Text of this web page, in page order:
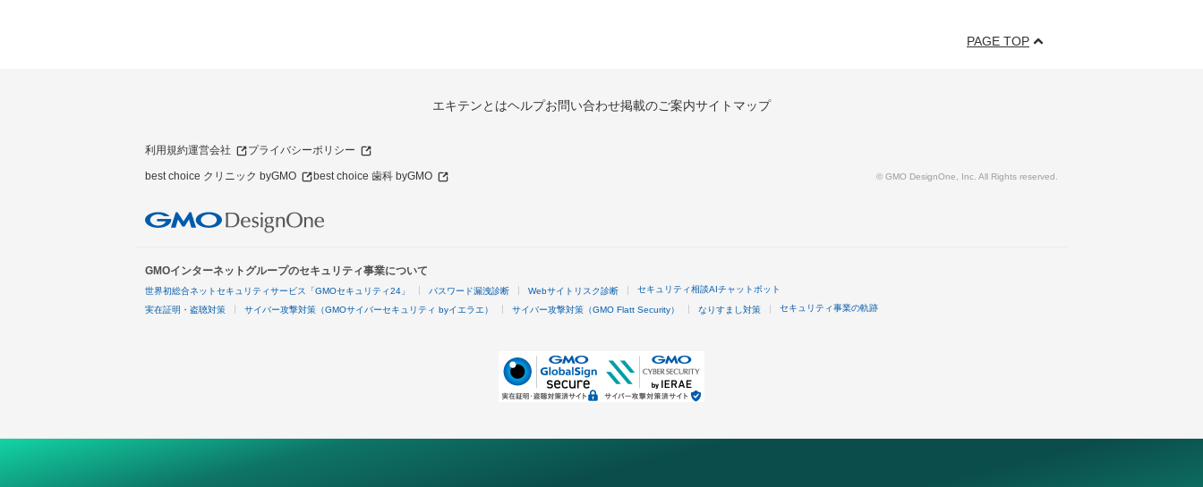
PAGE TOP
エキテンとはヘルプお問い合わせ掲載のご案内サイトマップ
利用規約運営会社 プライバシーポリシー
best choice クリニック byGMO best choice 歯科 byGMO © GMO DesignOne, Inc. All Rights reserved.
GMOインターネットグループのセキュリティ事業について
世界初総合ネットセキュリティサービス「GMOセキュリティ24」 パスワード漏洩診断 Webサイトリスク診断 セキュリティ相談AIチャットボット
実在証明・盗聴対策 サイバー攻撃対策（GMOサイバーセキュリティ byイエラエ） サイバー攻撃対策（GMO Flatt Security） なりすまし対策 セキュリティ事業の軌跡